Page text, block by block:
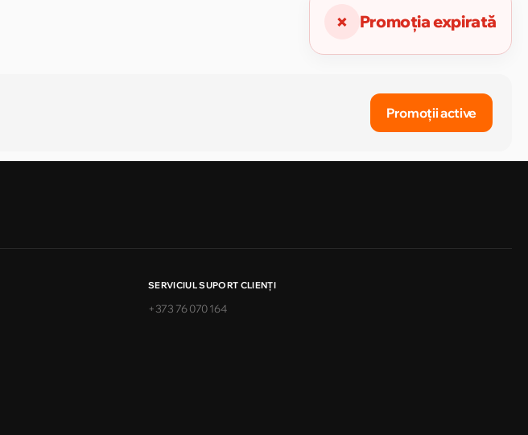
× Promoția expirată
Promoții active
SERVICIUL SUPORT CLIENŢI
+373 76 070 164